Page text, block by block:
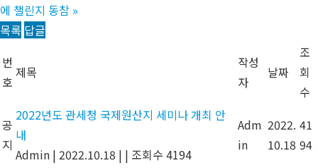
에 챌린지 동참 »
목록 답글
번
호
제목
작성
자
날짜
조
회
수
공
지
2022년도 관세청 국제원산지 세미나 개최 안
내
Admin | 2022.10.18 | | 조회수 4194
Adm
in
2022.
10.18
41
94